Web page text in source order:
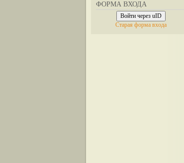
ФОРМА ВХОДА
Войти через uID
Старая форма входа